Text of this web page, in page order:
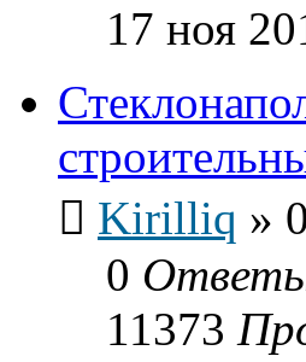
17 ноя
Kirilliq »
0
11373